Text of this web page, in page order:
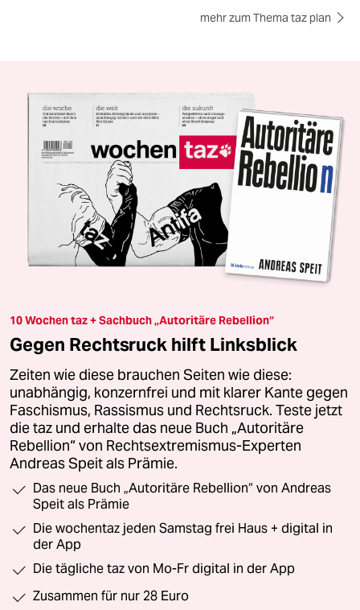
mehr zum Thema taz plan
10 Wochen taz + Sachbuch „Autoritäre Rebellion“
Gegen Rechtsruck hilft Linksblick
Zeiten wie diese brauchen Seiten wie diese:
unabhängig, konzernfrei und mit klarer Kante gegen
Faschismus, Rassismus und Rechtsruck. Teste jetzt
die taz und erhalte das neue Buch „Autoritäre
Rebellion“ von Rechtsextremismus-Experten
Andreas Speit als Prämie.
Das neue Buch „Autoritäre Rebellion“ von Andreas
Speit als Prämie
Die wochentaz jeden Samstag frei Haus + digital in
der App
Die tägliche taz von Mo-Fr digital in der App
Zusammen für nur 28 Euro